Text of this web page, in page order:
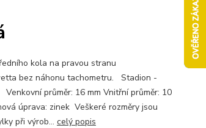
kola na pravou stranu
bez náhonu tachometru. Stadion -
průměr: 16 mm Vnitřní průměr: 10
úprava: zinek Veškeré rozměry jsou
při výrob... celý popis